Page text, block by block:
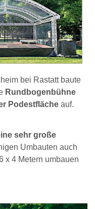
bei Rastatt baute
Rundbogenbühne
Podestfläche auf.
sehr große
Umbauten auch
x 4 Metern umbauen